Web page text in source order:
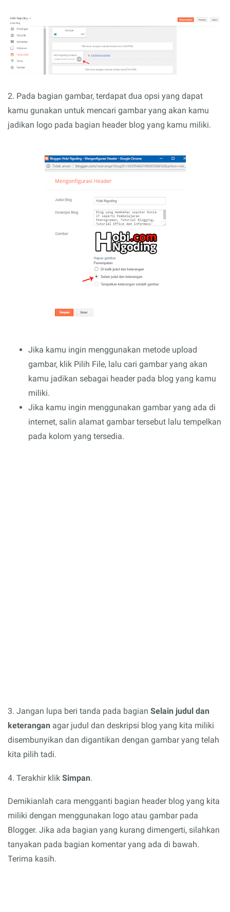
2. Pada bagian gambar, terdapat dua opsi yang dapat
kamu gunakan untuk mencari gambar yang akan kamu
jadikan logo pada bagian header blog yang kamu miliki.
Jika kamu ingin menggunakan metode upload
gambar, klik Pilih File, lalu cari gambar yang akan
kamu jadikan sebagai header pada blog yang kamu
miliki.
Jika kamu ingin menggunakan gambar yang ada di
internet, salin alamat gambar tersebut lalu tempelkan
pada kolom yang tersedia.
3. Jangan lupa beri tanda pada bagian Selain judul dan
keterangan agar judul dan deskripsi blog yang kita miliki
disembunyikan dan digantikan dengan gambar yang telah
kita pilih tadi.
4. Terakhir klik Simpan.
Demikianlah cara mengganti bagian header blog yang kita
miliki dengan menggunakan logo atau gambar pada
Blogger. Jika ada bagian yang kurang dimengerti, silahkan
tanyakan pada bagian komentar yang ada di bawah.
Terima kasih.